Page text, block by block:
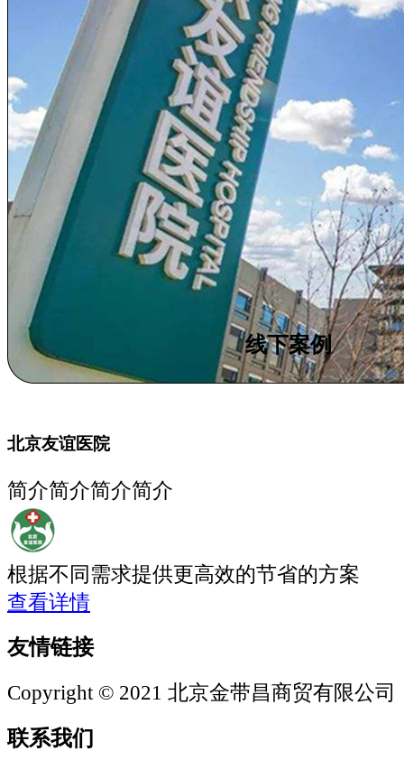
线下案例
北京友谊医院
简介简介简介简介
根据不同需求提供更高效的节省的方案
查看详情
友情链接
Copyright © 2021 北京金带昌商贸有限公司
联系我们